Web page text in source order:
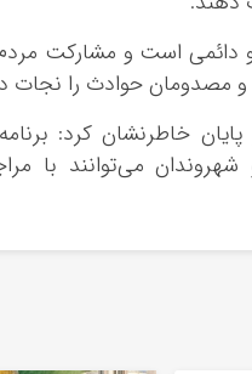
دائمی است و مشارکت مردم
و مصدومان حوادث را نجات
خاطرنشان کرد:
می‌توانند با